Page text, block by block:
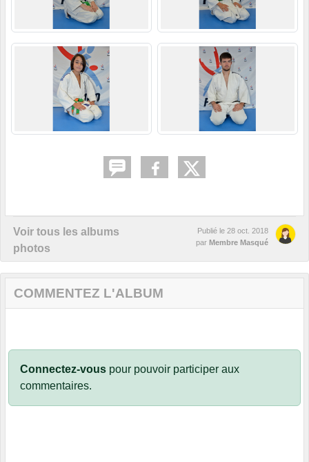
Voir tous les albums
photos
Publié le 28 oct. 2018
par Membre Masqué
COMMENTEZ L'ALBUM
Connectez-vous pour pouvoir participer aux
commentaires.